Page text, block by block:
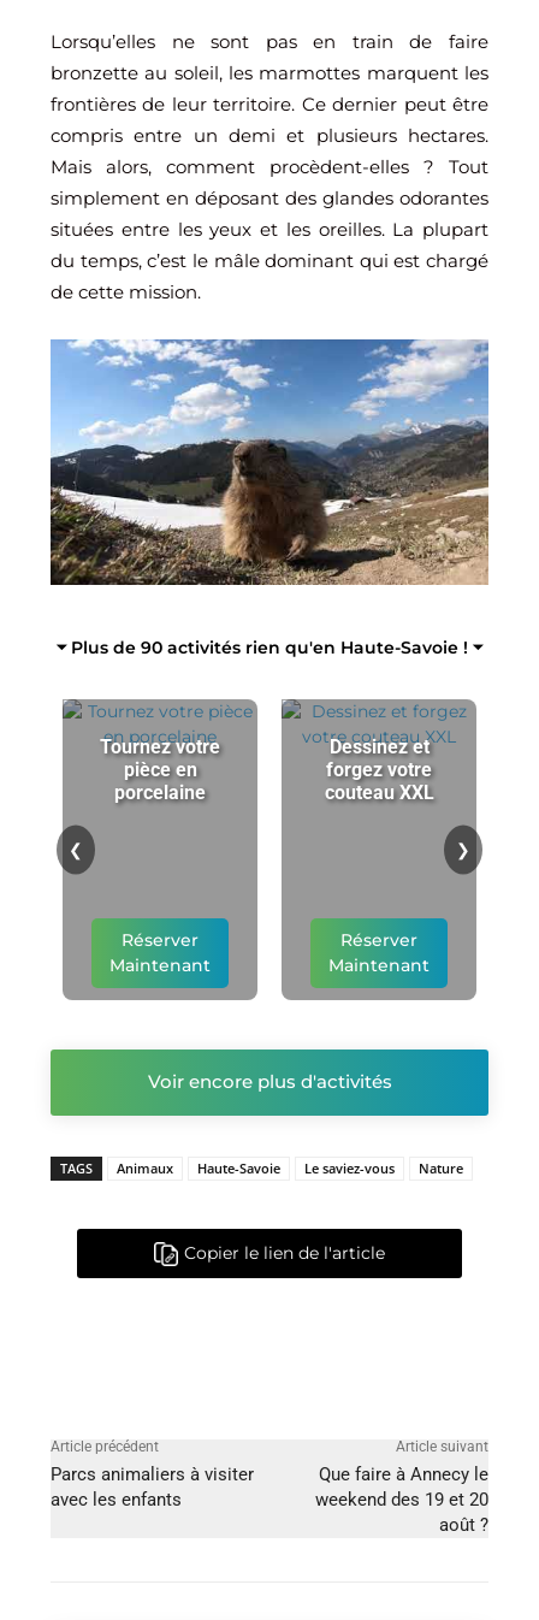
Lorsqu’elles ne sont pas en train de faire
bronzette au soleil, les marmottes marquent les
frontières de leur territoire. Ce dernier peut être
compris entre un demi et plusieurs hectares.
Mais alors, comment procèdent-elles ? Tout
simplement en déposant des glandes odorantes
situées entre les yeux et les oreilles. La plupart
du temps, c’est le mâle dominant qui est chargé
de cette mission.
⏷ Plus de 90 activités rien qu'en Haute-Savoie ! ⏷
Tournez votre
pièce en
porcelaine
Réserver
Maintenant
Dessinez et
forgez votre
couteau XXL
Réserver
Maintenant
❮ ❯
Voir encore plus d'activités
TAGS Animaux Haute-Savoie Le saviez-vous Nature
Copier le lien de l'article
Article précédent
Parcs animaliers à visiter
avec les enfants
Article suivant
Que faire à Annecy le
weekend des 19 et 20
août ?